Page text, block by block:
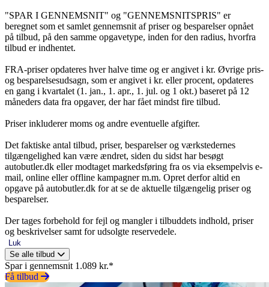
"SPAR I GENNEMSNIT" og "GENNEMSNITSPRIS" er
beregnet som et samlet gennemsnit af priser og besparelser opnået
på tilbud, på den samme opgavetype, inden for den radius, hvorfra
tilbud er indhentet.
FRA-priser opdateres hver halve time og er angivet i kr. Øvrige pris-
og besparelsesudsagn, som er angivet i kr. eller procent, opdateres
en gang i kvartalet (1. jan., 1. apr., 1. jul. og 1 okt.) baseret på 12
måneders data fra opgaver, der har fået mindst fire tilbud.
Priser inkluderer moms og andre eventuelle afgifter.
Det faktiske antal tilbud, priser, besparelser og værkstedernes
tilgængelighed kan være ændret, siden du sidst har besøgt
autobutler.dk eller modtaget markedsføring fra os via eksempelvis e-
mail, online eller offline kampagner m.m. Opret derfor altid en
opgave på autobutler.dk for at se de aktuelle tilgængelig priser og
besparelser.
Der tages forbehold for fejl og mangler i tilbuddets indhold, priser
og beskrivelser samt for udsolgte reservedele.
Luk
Se alle tilbud
Spar i gennemsnit 1.089 kr.*
Få tilbud